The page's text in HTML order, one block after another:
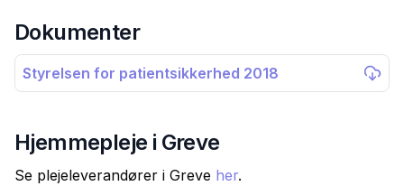
Dokumenter
Styrelsen for patientsikkerhed 2018
Hjemmepleje i Greve
Se plejeleverandører i Greve her.